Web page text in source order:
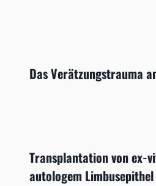
Das Verätzungstrauma
Transplantation von ex-
autologem Limbusepithel